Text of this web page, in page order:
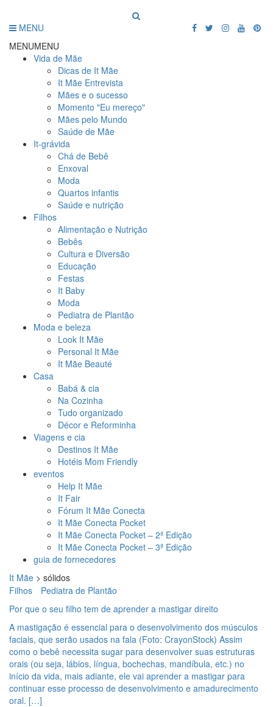
MENU
MENUMENU
Vida de Mãe
Dicas de It Mãe
It Mãe Entrevista
Mães e o sucesso
Momento "Eu mereço"
Mães pelo Mundo
Saúde de Mãe
It-grávida
Chá de Bebê
Enxoval
Moda
Quartos infantis
Saúde e nutrição
Filhos
Alimentação e Nutrição
Bebês
Cultura e Diversão
Educação
Festas
It Baby
Moda
Pediatra de Plantão
Moda e beleza
Look It Mãe
Personal It Mãe
It Mãe Beauté
Casa
Babá & cia
Na Cozinha
Tudo organizado
Décor e Reforminha
Viagens e cia
Destinos It Mãe
Hotéis Mom Friendly
eventos
Help It Mãe
It Fair
Fórum It Mãe Conecta
It Mãe Conecta Pocket
It Mãe Conecta Pocket – 2ª Edição
It Mãe Conecta Pocket – 3ª Edição
guia de fornecedores
It Mãe > sólidos
Filhos
Pediatra de Plantão
Por que o seu filho tem de aprender a mastigar direito
A mastigação é essencial para o desenvolvimento dos músculos
faciais, que serão usados na fala (Foto: CrayonStock) Assim
como o bebê necessita sugar para desenvolver suas estruturas
orais (ou seja, lábios, língua, bochechas, mandíbula, etc.) no
início da vida, mais adiante, ele vai aprender a mastigar para
continuar esse processo de desenvolvimento e amadurecimento
oral. […]